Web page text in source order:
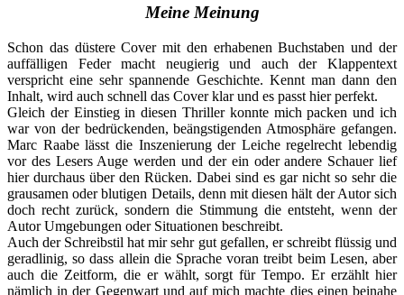
Meine Meinung
Schon das düstere Cover mit den erhabenen Buchstaben und der
auffälligen Feder macht neugierig und auch der Klappentext
verspricht eine sehr spannende Geschichte. Kennt man dann den
Inhalt, wird auch schnell das Cover klar und es passt hier perfekt.
Gleich der Einstieg in diesen Thriller konnte mich packen und ich
war von der bedrückenden, beängstigenden Atmosphäre gefangen.
Marc Raabe lässt die Inszenierung der Leiche regelrecht lebendig
vor des Lesers Auge werden und der ein oder andere Schauer lief
hier durchaus über den Rücken. Dabei sind es gar nicht so sehr die
grausamen oder blutigen Details, denn mit diesen hält der Autor sich
doch recht zurück, sondern die Stimmung die entsteht, wenn der
Autor Umgebungen oder Situationen beschreibt.
Auch der Schreibstil hat mir sehr gut gefallen, er schreibt flüssig und
geradlinig, so dass allein die Sprache voran treibt beim Lesen, aber
auch die Zeitform, die er wählt, sorgt für Tempo. Er erzählt hier
nämlich in der Gegenwart und auf mich machte dies einen beinahe